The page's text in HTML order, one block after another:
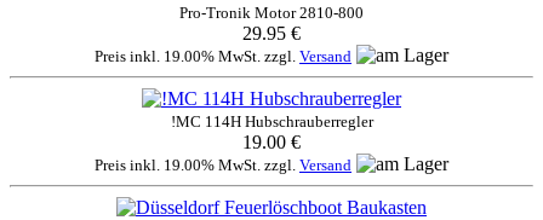
Pro-Tronik Motor 2810-800
29.95 €
Preis inkl. 19.00% MwSt. zzgl. Versand
!MC 114H Hubschrauberregler
19.00 €
Preis inkl. 19.00% MwSt. zzgl. Versand